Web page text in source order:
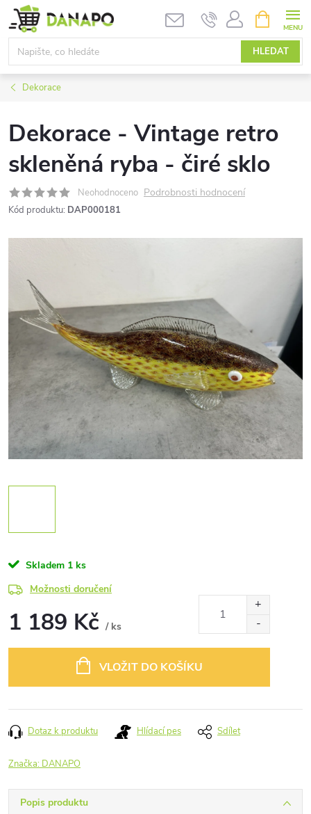
Přejít
na
obsah
HLEDAT
NÁKUPNÍ
KOŠÍK
Dekorace
Dekorace - Vintage retro
skleněná ryba - čiré sklo
Neohodnoceno Podrobnosti hodnocení
Kód produktu: DAP000181
Skladem 1 ks
Možnosti doručení
1 189 Kč / ks
VLOŽIT DO KOŠÍKU
Dotaz k produktu Hlídací pes Sdílet
Značka: DANAPO
Popis produktu